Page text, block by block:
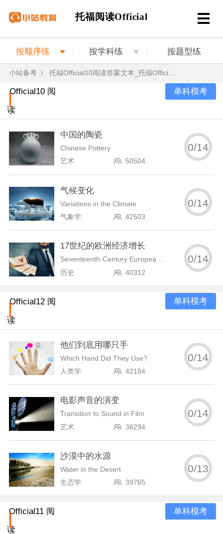
托福阅读Official
按顺序练 按学科练 按题型练
小站备考
Official10 阅
读
单科模考
中国的陶瓷
Chinese Pottery
艺术
50504
0/14
气候变化
Variations in the Climate
气象学
42503
0/14
17世纪的欧洲经济增长
Seventeenth-Century European Economic Growth
历史
40312
0/14
Official12 阅
读
单科模考
他们到底用哪只手
Which Hand Did They Use?
人类学
42184
0/14
电影声音的演变
Transition to Sound in Film
艺术
38294
0/14
沙漠中的水源
Water in the Desert
生态学
39765
0/13
Official11 阅
读
单科模考